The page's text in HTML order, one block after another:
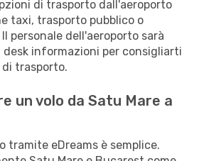
di trasporto dall'aeroporto
taxi, trasporto pubblico o
personale dell'aeroporto sarà
desk informazioni per consigliarti
trasporto.
un volo da Satu Mare a
tramite eDreams è semplice.